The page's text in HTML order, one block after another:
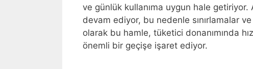
ve günlük kullanıma uygun hale
devam ediyor, bu nedenle sınırlamalar
olarak bu hamle, tüketici donanımında
önemli bir geçişe işaret ediyor.